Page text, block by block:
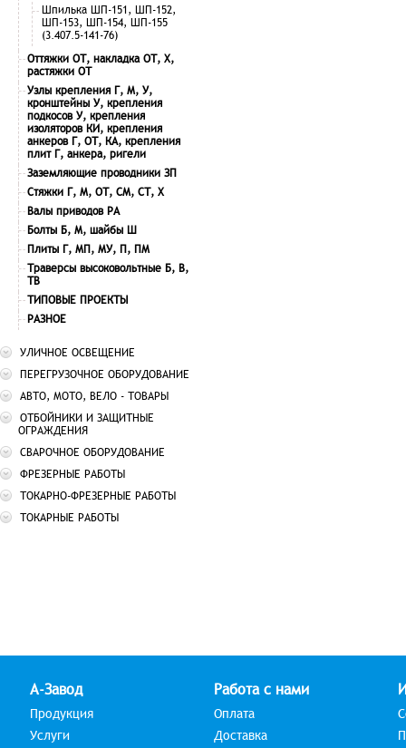
Шпилька ШП-151, ШП-152,
ШП-153, ШП-154, ШП-155
(3.407.5-141-76)
Оттяжки ОТ, накладка ОТ, Х,
растяжки ОТ
Узлы крепления Г, М, У,
кронштейны У, крепления
подкосов У, крепления
изоляторов КИ, крепления
анкеров Г, ОТ, КА, крепления
плит Г, анкера, ригели
Заземляющие проводники ЗП
Стяжки Г, М, ОТ, СМ, СТ, Х
Валы приводов РА
Болты Б, М, шайбы Ш
Плиты Г, МП, МУ, П, ПМ
Траверсы высоковольтные Б, В,
ТВ
ТИПОВЫЕ ПРОЕКТЫ
РАЗНОЕ
УЛИЧНОЕ ОСВЕЩЕНИЕ
ПЕРЕГРУЗОЧНОЕ ОБОРУДОВАНИЕ
АВТО, МОТО, ВЕЛО - ТОВАРЫ
ОТБОЙНИКИ И ЗАЩИТНЫЕ
ОГРАЖДЕНИЯ
СВАРОЧНОЕ ОБОРУДОВАНИЕ
ФРЕЗЕРНЫЕ РАБОТЫ
ТОКАРНО-ФРЕЗЕРНЫЕ РАБОТЫ
ТОКАРНЫЕ РАБОТЫ
А-Завод
Продукция
Услуги
Работа с нами
Оплата
Доставка